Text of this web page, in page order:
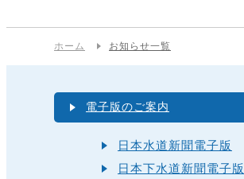
ホーム お知らせ一覧
電子版のご案内
日本水道新聞電子版
日本下水道新聞電子版